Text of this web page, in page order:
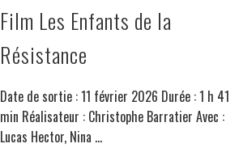
Film Les Enfants de la
Résistance
Date de sortie : 11 février 2026 Durée : 1 h 41
min Réalisateur : Christophe Barratier Avec :
Lucas Hector, Nina …